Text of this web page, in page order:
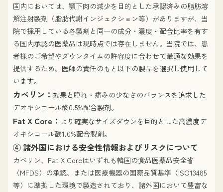
国内においては、顎下肉の減少を目的とした承認済みの脂肪溶
解注射製剤（脂肪代謝インジェクション等）がありますが、当
院で採用している各製剤と同一の成分・濃度・配合比率を有す
る国内承認の医薬品は現時点では存在しません。当院では、患
者様のご希望やダウンタイムの許容度に合わせて最適な効果を
提供するため、医師の責任のもと以下の製品を選択し使用して
います。
カベリン： 効果と腫れ・痛みの少なさのバランスを追求した
デオキシコール酸0.5%配合製剤。
Fat X Core： より確実なサイズダウンを目的とした高濃度デ
オキシコール酸1.0%配合製剤。
④ 諸外国における安全性情報およびリスクについて
カベリン、Fat X Coreはいずれも韓国の食品医薬品安全省
（MFDS）の承認、または医療機器の国際品質基準（ISO13485
等）に準拠した環境で製造されており、諸外国において豊富な